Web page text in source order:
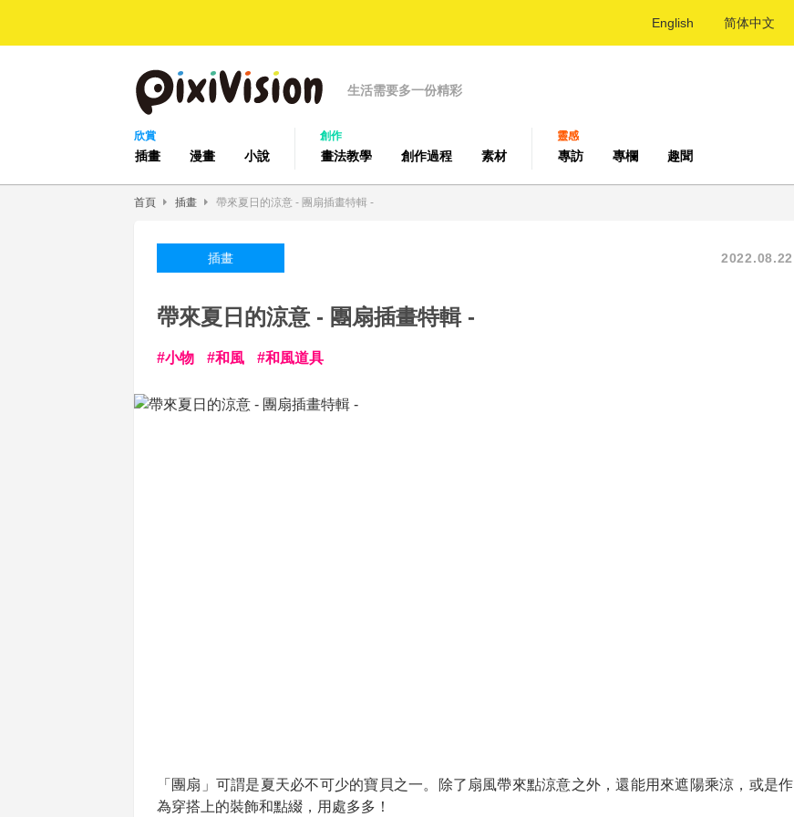
English 简体中文
生活需要多一份精彩
欣賞
插畫 漫畫 小說
創作
畫法教學 創作過程 素材
靈感
專訪 專欄 趣聞
首頁 插畫 帶來夏日的涼意 - 團扇插畫特輯 -
插畫 2022.08.22
帶來夏日的涼意 - 團扇插畫特輯 -
小物 和風 和風道具
「團扇」可謂是夏天必不可少的寶貝之一。除了扇風帶來點涼意之外，還能用來遮陽乘涼，或是作
為穿搭上的裝飾和點綴，用處多多！